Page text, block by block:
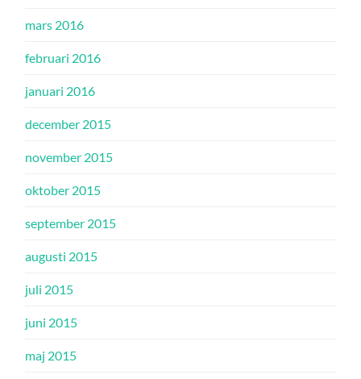
mars 2016
februari 2016
januari 2016
december 2015
november 2015
oktober 2015
september 2015
augusti 2015
juli 2015
juni 2015
maj 2015